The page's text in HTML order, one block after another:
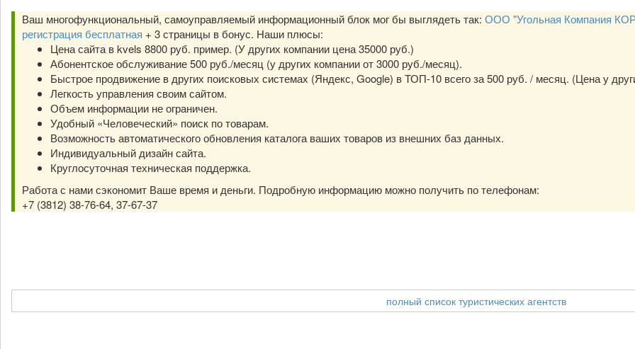
Ваш многофункциональный, самоуправляемый информационный блок мог бы выглядеть так: ООО "Угольная Компания
регистрация бесплатная + 3 страницы в бонус. Наши плюсы:
Цена сайта в kvels 8800 руб. пример. (У других компании цена 35000 руб.)
Абонентское обслуживание 500 руб./месяц (у других компании от 3000 руб./месяц).
Быстрое продвижение в других поисковых системах (Яндекс, Google) в ТОП-10 всего за 500 руб. / месяц. (Цена у
Легкость управления своим сайтом.
Объем информации не ограничен.
Удобный «Человеческий» поиск по товарам.
Возможность автоматического обновления каталога ваших товаров из внешних баз данных.
Индивидуальный дизайн сайта.
Круглосуточная техническая поддержка.
Работа с нами сэкономит Ваше время и деньги. Подробную информацию можно получить по телефонам:
+7 (3812) 38-76-64, 37-67-37
полный список туристических агентств